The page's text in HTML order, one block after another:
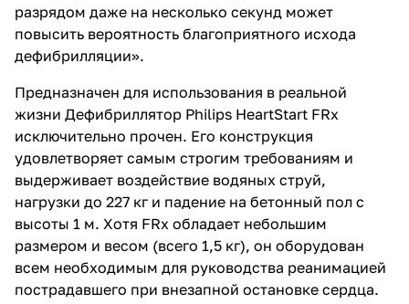
разрядом даже на несколько секунд может
повысить вероятность благоприятного исхода
дефибрилляции».
Предназначен для использования в реальной
жизни Дефибриллятор Philips HeartStart FRx
исключительно прочен. Его конструкция
удовлетворяет самым строгим требованиям и
выдерживает воздействие водяных струй,
нагрузки до 227 кг и падение на бетонный пол с
высоты 1 м. Хотя FRx обладает небольшим
размером и весом (всего 1,5 кг), он оборудован
всем необходимым для руководства реанимацией
пострадавшего при внезапной остановке сердца.